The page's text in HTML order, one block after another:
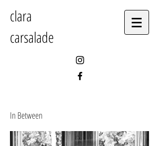
clara
carsalade
In Between